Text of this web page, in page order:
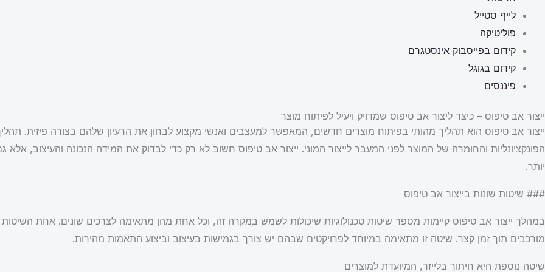
לייף סטייל
פוליטיקה
קידום בפייסבוק אינסטגרם
קידום בגוגל
פיננסים
ייצור אב טיפוס – כיצד ליצור אב טיפוס שמדויק ויעיל לפיתוח מוצר
ייצור אב טיפוס הוא תהליך מהותי בפיתוח מוצרים חדשים, המאפשר למעצבים ואנשי מקצוע לבחון את הרעיון שלהם בצורה פיזית.
הפונקציונליות והחומרה של המוצר לפני המעבר לייצור המוני. ייצור אב טיפוס חשוב לא רק כדי לבדוק את המידה הנכונה והעיצוב,
יותר.
### שיטות שונות בייצור אב טיפוס
במהלך ייצור אב טיפוס קיימות מספר שיטות טכנולוגיות שיכולות לשמש במקרה זה, וכל אחת מהן מתאימה לצרכים שונים. אחת
מורכבים תוך זמן קצר. שיטה זו מתאימה במיוחד לפרויקטים שבהם יש צורך בגמישות בעיצוב וביצוע התאמות מהירות.
שיטה נוספת היא חיתוך בלייזר, המיועדת למוצרים